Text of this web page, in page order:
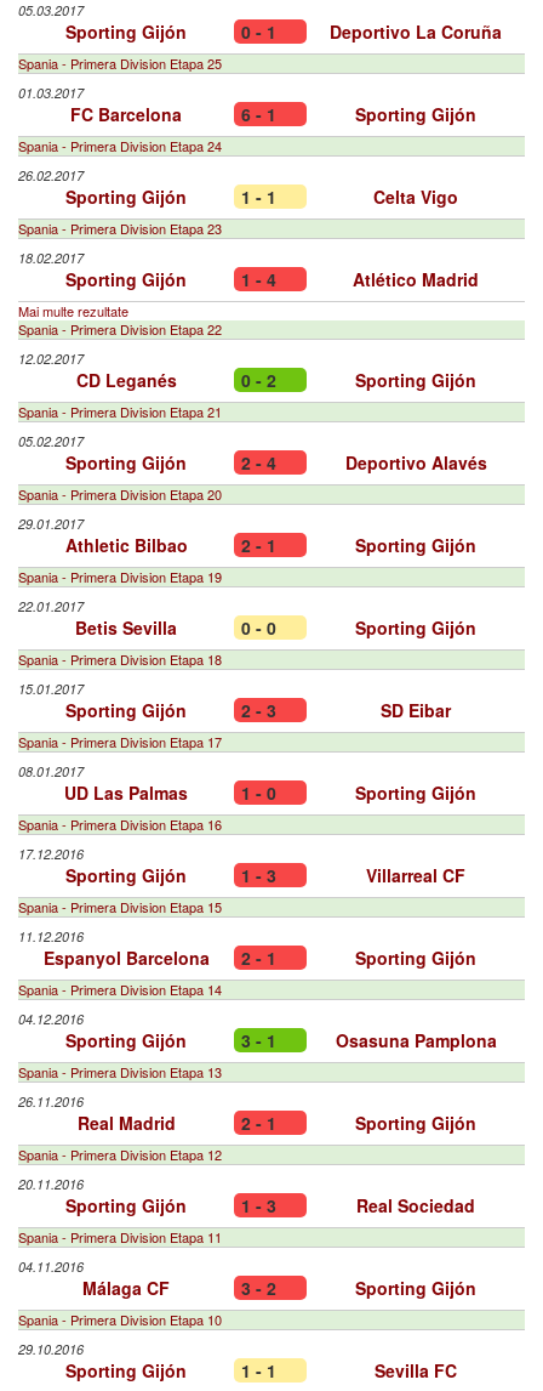
05.03.2017
Sporting Gijón 0 - 1 Deportivo La Coruña
Spania - Primera Division Etapa 25
01.03.2017
FC Barcelona 6 - 1 Sporting Gijón
Spania - Primera Division Etapa 24
26.02.2017
Sporting Gijón 1 - 1 Celta Vigo
Spania - Primera Division Etapa 23
18.02.2017
Sporting Gijón 1 - 4 Atlético Madrid
Mai multe rezultate
Spania - Primera Division Etapa 22
12.02.2017
CD Leganés 0 - 2 Sporting Gijón
Spania - Primera Division Etapa 21
05.02.2017
Sporting Gijón 2 - 4 Deportivo Alavés
Spania - Primera Division Etapa 20
29.01.2017
Athletic Bilbao 2 - 1 Sporting Gijón
Spania - Primera Division Etapa 19
22.01.2017
Betis Sevilla 0 - 0 Sporting Gijón
Spania - Primera Division Etapa 18
15.01.2017
Sporting Gijón 2 - 3 SD Eibar
Spania - Primera Division Etapa 17
08.01.2017
UD Las Palmas 1 - 0 Sporting Gijón
Spania - Primera Division Etapa 16
17.12.2016
Sporting Gijón 1 - 3 Villarreal CF
Spania - Primera Division Etapa 15
11.12.2016
Espanyol Barcelona 2 - 1 Sporting Gijón
Spania - Primera Division Etapa 14
04.12.2016
Sporting Gijón 3 - 1 Osasuna Pamplona
Spania - Primera Division Etapa 13
26.11.2016
Real Madrid 2 - 1 Sporting Gijón
Spania - Primera Division Etapa 12
20.11.2016
Sporting Gijón 1 - 3 Real Sociedad
Spania - Primera Division Etapa 11
04.11.2016
Málaga CF 3 - 2 Sporting Gijón
Spania - Primera Division Etapa 10
29.10.2016
Sporting Gijón 1 - 1 Sevilla FC